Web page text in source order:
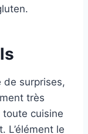
de surprises,
très
cuisine
L’élément le